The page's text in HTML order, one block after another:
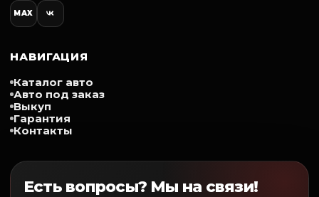
✅-
Салон
Ткань
Кожаный руль
Цвет салона
Передних сидений
Заднего стекла
MAX
НАВИГАЦИЯ
Каталог авто
Авто под заказ
Выкуп
Гарантия
Контакты
Есть вопросы? Мы на связи!